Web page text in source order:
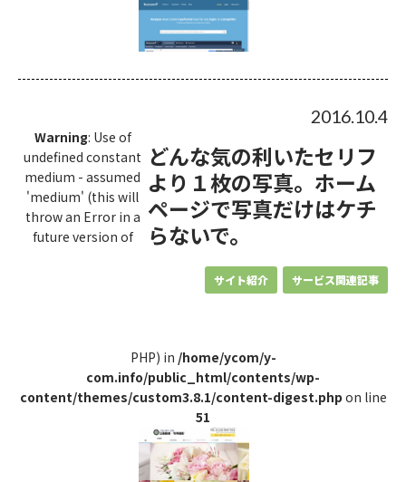
2016.10.4
どんな気の利いたセリフ
より１枚の写真。ホーム
ページで写真だけはケチ
らないで。
サイト紹介 サービス関連記事
Warning: Use of
undefined constant
medium - assumed
'medium' (this will
throw an Error in a
future version of
PHP) in /home/ycom/y-
com.info/public_html/contents/wp-
content/themes/custom3.8.1/content-digest.php on line
51